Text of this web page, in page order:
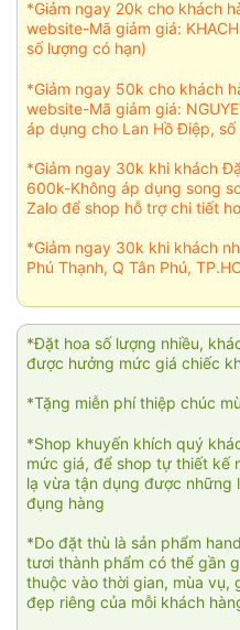
*Giảm ngay 20k cho khách
website-Mã giảm giá:
số lượng có hạn)
*Giảm ngay 50k cho khách
website-Mã giảm giá:
áp dụng cho Lan Hồ Điệp, số
*Giảm ngay 30k khi khách
600k-Không áp dụng song
Zalo để shop hỗ trợ chi tiết
*Giảm ngay 30k khi khách
Phú Thạnh, Q Tân Phú,
*Đặt hoa số lượng nhiều,
được hưởng mức giá chiếc
*Tặng miễn phí thiệp chúc
*Shop khuyến khích quý
mức giá, để shop tự thiết kế
lạ vừa tận dụng được những
đụng hàng
*Do đặt thù là sản phẩm
tươi thành phẩm có thể gần
thuộc vào thời gian, mùa vụ,
đẹp riêng của mỗi khách